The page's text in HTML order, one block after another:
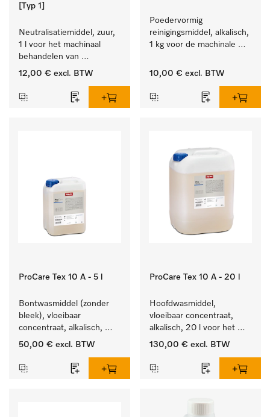
[Typ 1]
Neutralisatiemiddel, zuur,
1 l voor het machinaal
behandelen van
tandheelkundige- en
12,00 € excl. BTW
Poedervormig
reinigingsmiddel, alkalisch,
1 kg voor de machinale
tandheelkundige
10,00 € excl. BTW
ProCare Tex 10 A - 5 l
Bontwasmiddel (zonder
bleek), vloeibaar
concentraat, alkalisch,
5 l voor het reinigen van
kleurechte bonte was.
50,00 € excl. BTW
ProCare Tex 10 A - 20 l
Hoofdwasmiddel,
vloeibaar concentraat,
alkalisch, 20 l voor het
reinigen van wit wasgoed
130,00 € excl. BTW